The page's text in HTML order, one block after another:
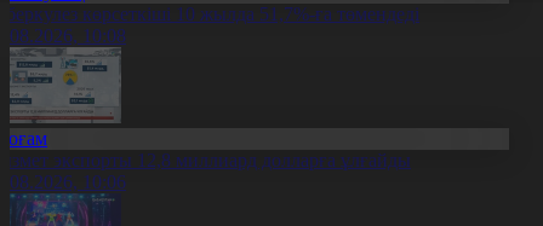
көрсеткіші 10 жылда 51,7%-ға төмендеді
10:08
экспорты 12,8 миллиард долларға ұлғайды
10:06